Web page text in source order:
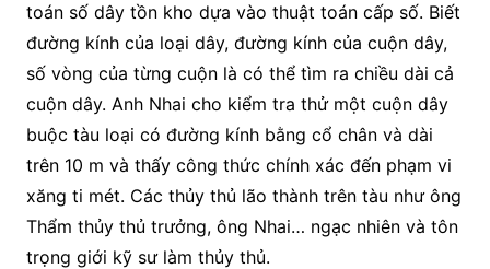
toán số dây tồn kho dựa vào thuật toán cấp số. Biết
đường kính của loại dây, đường kính của cuộn dây,
số vòng của từng cuộn là có thể tìm ra chiều dài cả
cuộn dây. Anh Nhai cho kiểm tra thử một cuộn dây
buộc tàu loại có đường kính bằng cổ chân và dài
trên 10 m và thấy công thức chính xác đến phạm vi
xăng ti mét. Các thủy thủ lão thành trên tàu như ông
Thẩm thủy thủ trưởng, ông Nhai… ngạc nhiên và tôn
trọng giới kỹ sư làm thủy thủ.